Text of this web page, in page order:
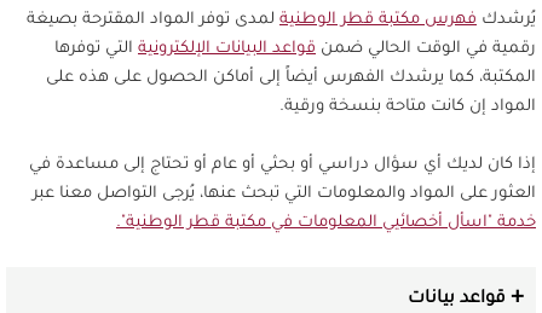
يُرشدك فهرس مكتبة قطر الوطنية لمدى توفر المواد المقترحة بصيغة
رقمية في الوقت الحالي ضمن قواعد البيانات الإلكترونية التي توفرها
المكتبة، كما يرشدك الفهرس أيضاً إلى أماكن الحصول على هذه على
المواد إن كانت متاحة بنسخة ورقية.
إذا كان لديك أي سؤال دراسي أو بحثي أو عام أو تحتاج إلى مساعدة في
العثور على المواد والمعلومات التي تبحث عنها، يُرجى التواصل معنا عبر
خدمة "اسأل أخصائيي المعلومات في مكتبة قطر الوطنية".
قواعد بيانات